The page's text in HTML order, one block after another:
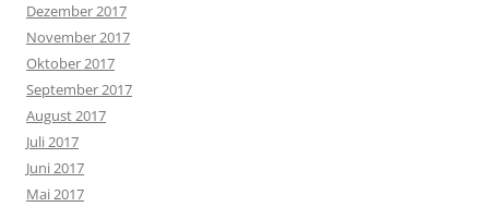
Dezember 2017
November 2017
Oktober 2017
September 2017
August 2017
Juli 2017
Juni 2017
Mai 2017